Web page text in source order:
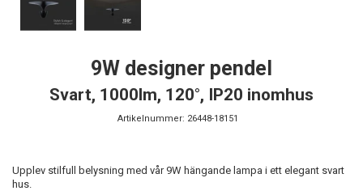
9W designer pendel
Svart, 1000lm, 120°, IP20 inomhus
Artikelnummer: 26448-18151
Upplev stilfull belysning med vår 9W hängande lampa i ett elegant svart
hus.